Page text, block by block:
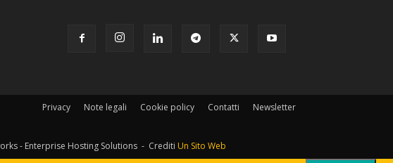
Privacy Note legali Cookie policy Contatti Newsletter
- Enterprise Hosting Solutions - Crediti Un Sito Web